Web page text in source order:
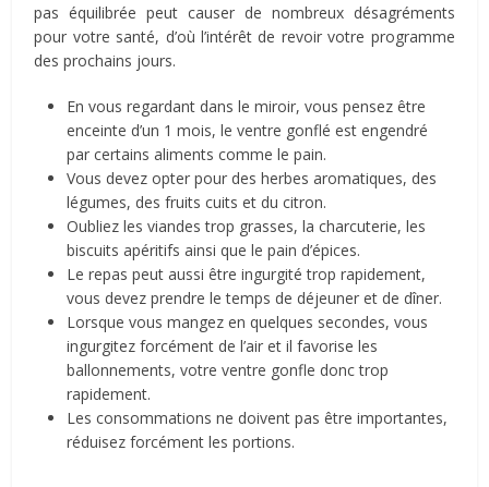
pas équilibrée peut causer de nombreux désagréments
pour votre santé, d’où l’intérêt de revoir votre programme
des prochains jours.
En vous regardant dans le miroir, vous pensez être
enceinte d’un 1 mois, le ventre gonflé est engendré
par certains aliments comme le pain.
Vous devez opter pour des herbes aromatiques, des
légumes, des fruits cuits et du citron.
Oubliez les viandes trop grasses, la charcuterie, les
biscuits apéritifs ainsi que le pain d’épices.
Le repas peut aussi être ingurgité trop rapidement,
vous devez prendre le temps de déjeuner et de dîner.
Lorsque vous mangez en quelques secondes, vous
ingurgitez forcément de l’air et il favorise les
ballonnements, votre ventre gonfle donc trop
rapidement.
Les consommations ne doivent pas être importantes,
réduisez forcément les portions.